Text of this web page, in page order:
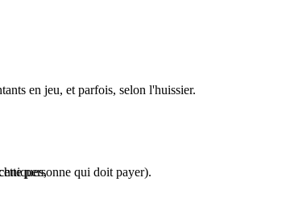
en jeu, et parfois, selon l'huissier.
personne qui doit payer).